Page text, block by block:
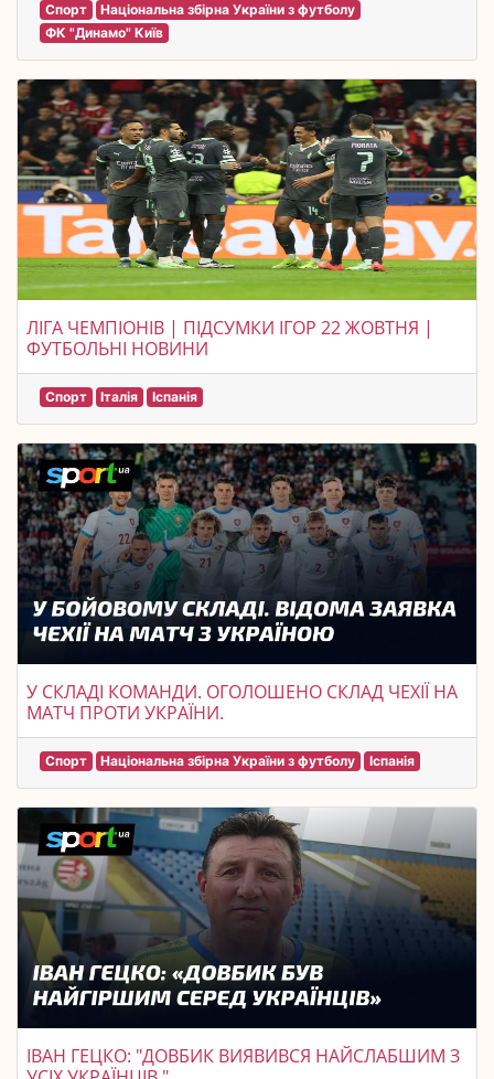
Спорт
Національна збірна України з футболу
ФК "Динамо" Київ
ЛІГА ЧЕМПІОНІВ | ПІДСУМКИ ІГОР 22 ЖОВТНЯ |
ФУТБОЛЬНІ НОВИНИ
Спорт Італія Іспанія
У СКЛАДІ КОМАНДИ. ОГОЛОШЕНО СКЛАД ЧЕХІЇ НА
МАТЧ ПРОТИ УКРАЇНИ.
Спорт Національна збірна України з футболу Іспанія
ІВАН ГЕЦКО: "ДОВБИК ВИЯВИВСЯ НАЙСЛАБШИМ З